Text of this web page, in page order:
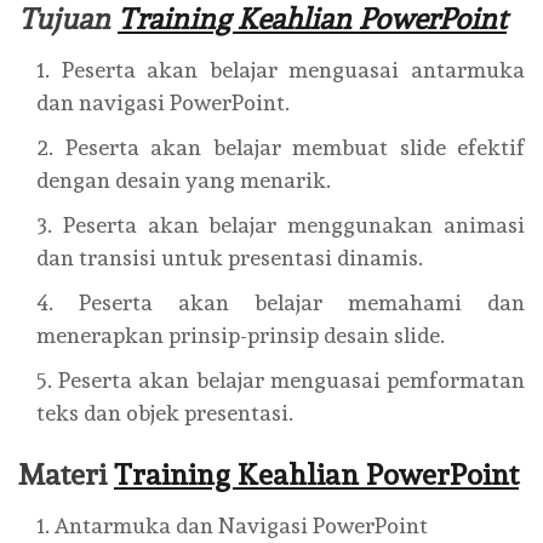
Tujuan Training Keahlian PowerPoint
Peserta akan belajar menguasai antarmuka
dan navigasi PowerPoint.
Peserta akan belajar membuat slide efektif
dengan desain yang menarik.
Peserta akan belajar menggunakan animasi
dan transisi untuk presentasi dinamis.
Peserta akan belajar memahami dan
menerapkan prinsip-prinsip desain slide.
Peserta akan belajar menguasai pemformatan
teks dan objek presentasi.
MateriTraining Keahlian PowerPoint
Antarmuka dan Navigasi PowerPoint